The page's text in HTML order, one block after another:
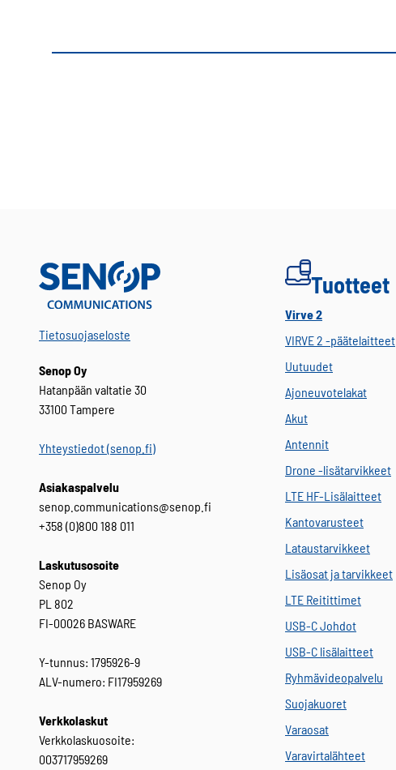
Tietosuojaseloste
Senop Oy
Hatanpään valtatie 30
33100 Tampere
Yhteystiedot (senop.fi)
Asiakaspalvelu
senop.communications@senop.fi
+358 (0)800 188 011
Laskutusosoite
Senop Oy
PL 802
FI-00026 BASWARE
Y-tunnus: 1795926-9
ALV-numero: FI17959269
Verkkolaskut
Verkkolaskuosoite:
003717959269
Tuotteet
Virve 2
VIRVE 2 -päätelaitteet
Uutuudet
Ajoneuvotelakat
Akut
Antennit
Drone -lisätarvikkeet
LTE HF-Lisälaitteet
Kantovarusteet
Lataustarvikkeet
Lisäosat ja tarvikkeet
LTE Reitittimet
USB-C Johdot
USB-C lisälaitteet
Ryhmävideopalvelu
Suojakuoret
Varaosat
Varavirtalähteet